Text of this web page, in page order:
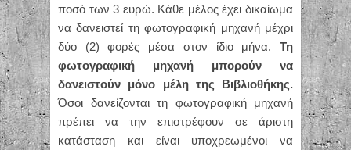
ποσό των 3 ευρώ. Κάθε μέλος έχει δικαίωμα
να δανειστεί τη φωτογραφική μηχανή μέχρι
δύο (2) φορές μέσα στον ίδιο μήνα. Τη
φωτογραφική μηχανή μπορούν να
δανειστούν μόνο μέλη της Βιβλιοθήκης.
Όσοι δανείζονται τη φωτογραφική μηχανή
πρέπει να την επιστρέφουν σε άριστη
κατάσταση και είναι υποχρεωμένοι να